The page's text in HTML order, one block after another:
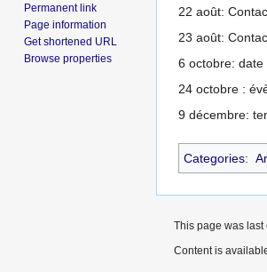
22 août:
23 août:
6 octobre: date
24 octobre :
9 décembre:
Categories:
Permanent link
Page information
Get shortened URL
Browse properties
This page was
Content is